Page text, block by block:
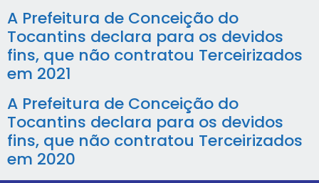
A Prefeitura de Conceição do
Tocantins declara para os devidos
fins, que não contratou Terceirizados
em 2021
A Prefeitura de Conceição do
Tocantins declara para os devidos
fins, que não contratou Terceirizados
em 2020